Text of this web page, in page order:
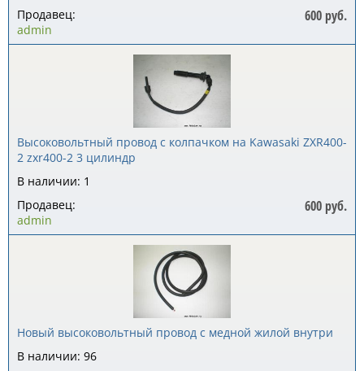
600 руб.
Продавец:
admin
Высоковольтный провод с колпачком на Kawasaki ZXR400-
2 zxr400-2 3 цилиндр
В наличии: 1
600 руб.
Продавец:
admin
Новый высоковольтный провод с медной жилой внутри
В наличии: 96